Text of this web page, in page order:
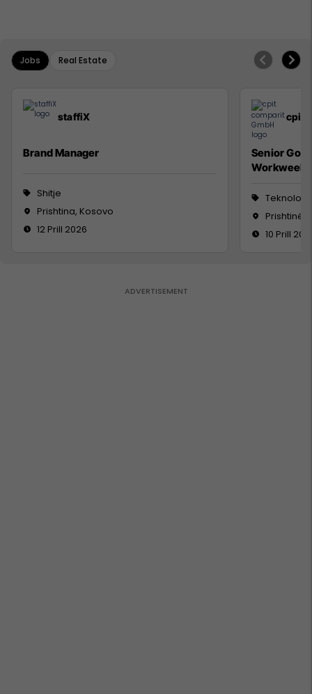
Jobs Real Estate
staffiX
Brand Manager
Shitje
Prishtina, Kosovo
12 Prill 2026
cpit
Senior Go
Workweek
Prishtinë
10 Prill